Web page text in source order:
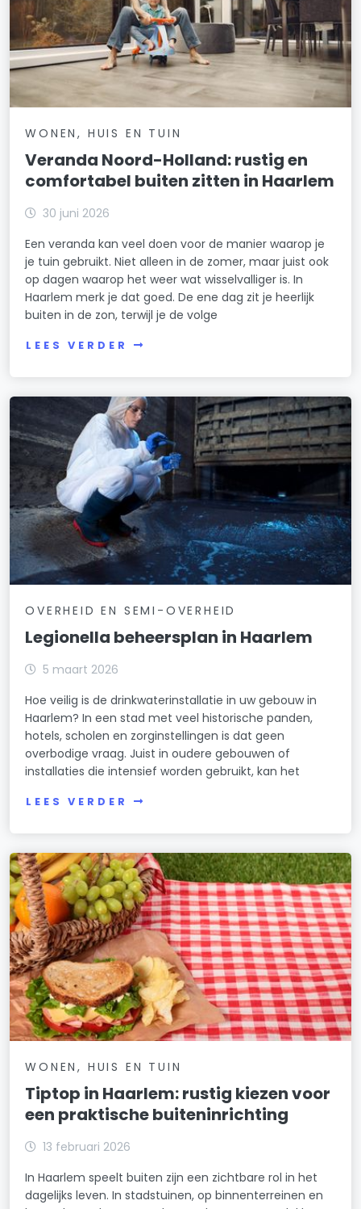
WONEN, HUIS EN TUIN
Veranda Noord-Holland: rustig en
comfortabel buiten zitten in Haarlem
30 juni 2026
Een veranda kan veel doen voor de manier waarop je
je tuin gebruikt. Niet alleen in de zomer, maar juist ook
op dagen waarop het weer wat wisselvalliger is. In
Haarlem merk je dat goed. De ene dag zit je heerlijk
buiten in de zon, terwijl je de volge
LEES VERDER
OVERHEID EN SEMI-OVERHEID
Legionella beheersplan in Haarlem
5 maart 2026
Hoe veilig is de drinkwaterinstallatie in uw gebouw in
Haarlem? In een stad met veel historische panden,
hotels, scholen en zorginstellingen is dat geen
overbodige vraag. Juist in oudere gebouwen of
installaties die intensief worden gebruikt, kan het
LEES VERDER
WONEN, HUIS EN TUIN
Tiptop in Haarlem: rustig kiezen voor
een praktische buiteninrichting
13 februari 2026
In Haarlem speelt buiten zijn een zichtbare rol in het
dagelijks leven. In stadstuinen, op binnenterreinen en